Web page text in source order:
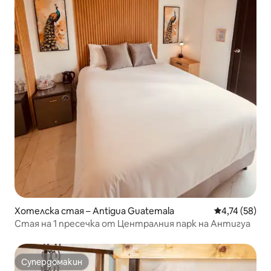
Хотелска стая – Antigua Guatemala Средна
4,74 (58)
Стая на 1 пресечка от Централния парк на Антигуа
Супердомакин
Супердомакин